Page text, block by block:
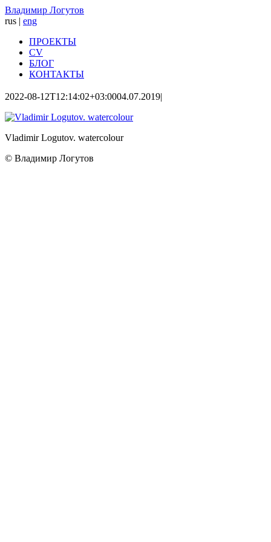
Skip
to
Владимир Логутов
rus | eng
ПРОЕКТЫ
CV
БЛОГ
КОНТАКТЫ
2022-08-12T12:14:02+03:0004.07.2019|
Vladimir Logutov. watercolour
© Владимир Логутов